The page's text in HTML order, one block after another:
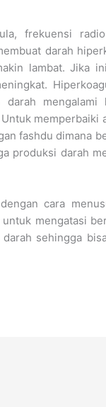
frekuensi
darah
lambat. Jika
mengalami
memperbaiki
fashdu dimana
produksi darah
cara
mengatasi
sehingga